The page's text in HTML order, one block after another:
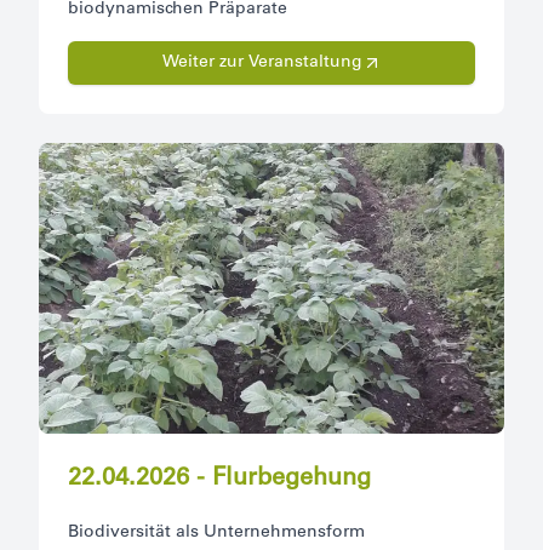
biodynamischen Präparate
Weiter zur Veranstaltung
22.04.2026 - Flurbegehung
Biodiversität als Unternehmensform